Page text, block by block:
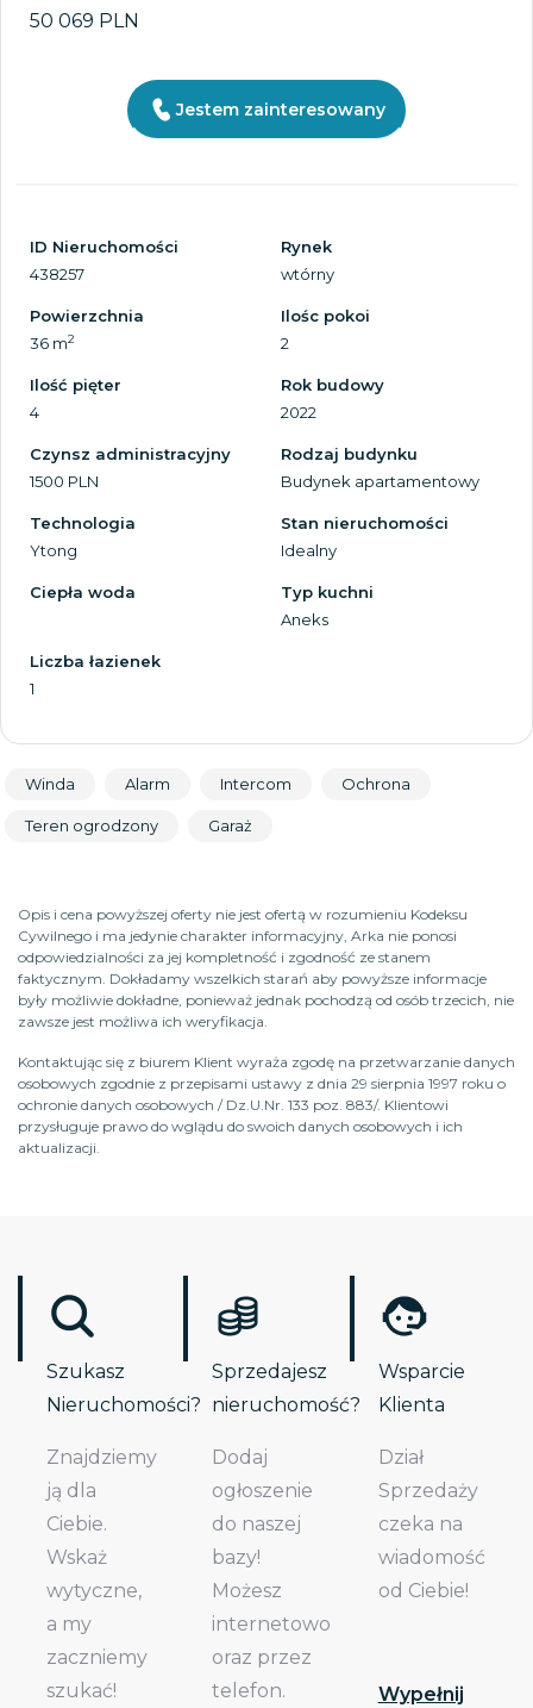
50 069 PLN
Jestem zainteresowany
ID Nieruchomości
438257
Rynek
wtórny
Powierzchnia
36 m2
Ilośc pokoi
2
Ilość pięter
4
Rok budowy
2022
Czynsz administracyjny
1500 PLN
Rodzaj budynku
Budynek apartamentowy
Technologia
Ytong
Stan nieruchomości
Idealny
Ciepła woda
Typ kuchni
Aneks
Liczba łazienek
1
Winda Alarm Intercom Ochrona
Teren ogrodzony Garaż
Opis i cena powyższej oferty nie jest ofertą w rozumieniu Kodeksu
Cywilnego i ma jedynie charakter informacyjny, Arka nie ponosi
odpowiedzialności za jej kompletność i zgodność ze stanem
faktycznym. Dokładamy wszelkich starań aby powyższe informacje
były możliwie dokładne, ponieważ jednak pochodzą od osób trzecich, nie
zawsze jest możliwa ich weryfikacja.
Kontaktując się z biurem Klient wyraża zgodę na przetwarzanie danych
osobowych zgodnie z przepisami ustawy z dnia 29 sierpnia 1997 roku o
ochronie danych osobowych / Dz.U.Nr. 133 poz. 883/. Klientowi
przysługuje prawo do wglądu do swoich danych osobowych i ich
aktualizacji.
Szukasz
Nieruchomości?
Znajdziemy
ją dla
Ciebie.
Wskaż
wytyczne,
a my
zaczniemy
szukać!
Sprzedajesz
nieruchomość?
Dodaj
ogłoszenie
do naszej
bazy!
Możesz
internetowo
oraz przez
telefon.
Wsparcie
Klienta
Dział
Sprzedaży
czeka na
wiadomość
od Ciebie!
Wypełnij